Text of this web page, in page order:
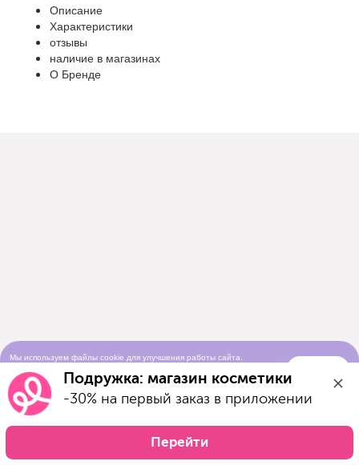
Описание
Характеристики
отзывы
наличие в магазинах
О Бренде
Мы используем файлы cookie для улучшения работы сайта.
использования cookie-файловПодружка: магазин косметики
-30% на первый заказ в приложении
Перейти